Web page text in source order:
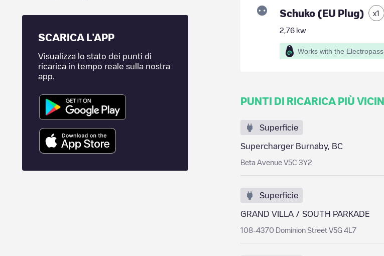
SCARICA L'APP
Visualizza lo stato dei punti di
ricarica in tempo reale sulla nostra
app.
Schuko (EU Plug) x1
2,76kw
Works with the Electropass
PUNTI DI RICARICA PIÙ VICINI
Superficie
Supercharger Burnaby, BC
Beta Avenue V5C 3Y2
Superficie
GRAND VILLA / SOUTH PARKADE
108-4370 Dominion Street V5G 4L7